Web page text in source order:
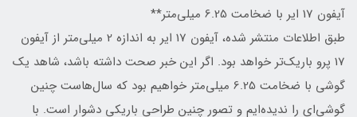
آیفون 17 ایر با ضخامت 6.25 میلی‌متر**
طبق اطلاعات منتشر شده، آیفون 17 ایر به اندازه 2 میلی‌متر از آیفون
17 پرو باریک‌تر خواهد بود. اگر این خبر صحت داشته باشد، شاهد یک
گوشی با ضخامت 6.25 میلی‌متر خواهیم بود که سال‌هاست چنین
گوشی‌ای را ندیده‌ایم و تصور چنین طراحی باریکی دشوار است. با